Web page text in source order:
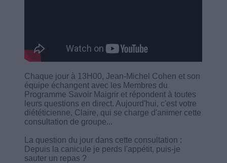
Chaque jour à 13H00, Jean-Michel Cohen et son
équipe échangent avec les Membres du
Programme Savoir Maigrir et répondent à toutes
leurs questions en direct. Aujourd'hui, c'est votre
diététicienne, Claire, qui se charge d'animer cette
consultation de groupe...
La question du jour dans cette consultation :
Depuis la canicule je perds l'appétit, puis-je
sauter un repas ?